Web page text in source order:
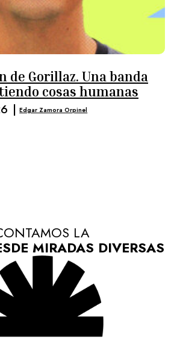
de Gorillaz. Una banda
cosas humanas
| Edgar Zamora Orpinel
LA
MIRADAS DIVERSAS